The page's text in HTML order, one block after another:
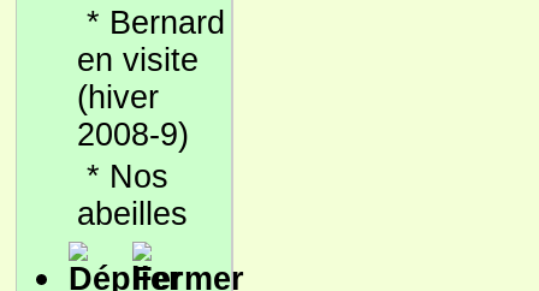
* Bernard
en visite
(hiver
2008-9)
* Nos
abeilles